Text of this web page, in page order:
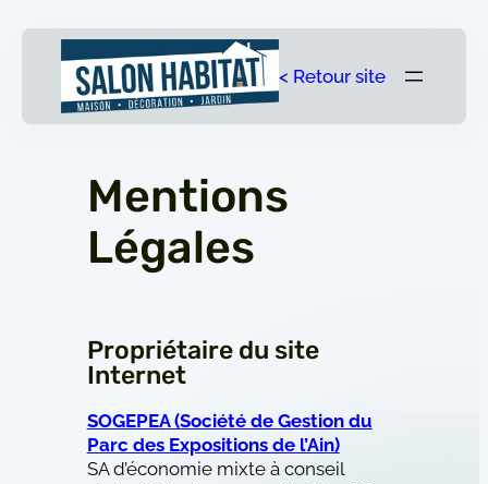
contenu
< Retour site
Mentions
Légales
Propriétaire du site
Internet
SOGEPEA (Société de Gestion du
Parc des Expositions de l’Ain)
SA d’économie mixte à conseil